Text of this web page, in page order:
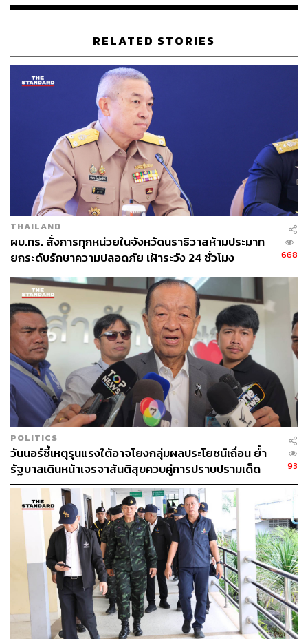
RELATED STORIES
THAILAND
ผบ.ทร. สั่งการทุกหน่วยในจังหวัดนราธิวาสห้ามประมาท
ยกระดับรักษาความปลอดภัย เฝ้าระวัง 24 ชั่วโมง
668
POLITICS
วันนอร์ชี้เหตุรุนแรงใต้อาจโยงกลุ่มผลประโยชน์เถื่อน ย้ำ
รัฐบาลเดินหน้าเจรจาสันติสุขควบคู่การปราบปรามเด็ด
ขาด
93